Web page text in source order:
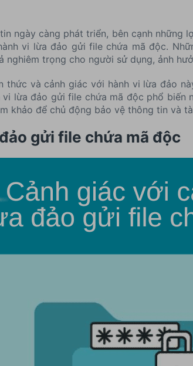
ngày càng phát triển, bên cạnh những
vi lừa đảo gửi file chứa mã độc.
nghiêm trọng cho người sử dụng, ảnh
thức và cảnh giác với hành vi lừa đảo
vi lừa đảo gửi file chứa mã độc phổ
khảo để chủ động bảo vệ thông tin và
gửi file chứa mã độc